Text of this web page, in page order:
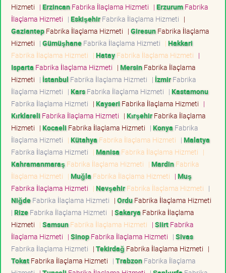
Hizmeti | ErzincanFabrika İlaçlama Hizmeti | ErzurumFabrika
İlaçlama Hizmeti | EskişehirFabrika İlaçlama Hizmeti |
GaziantepFabrika İlaçlama Hizmeti | GiresunFabrika İlaçlama
Hizmeti | GümüşhaneFabrika İlaçlama Hizmeti | Hakkari
Fabrika İlaçlama Hizmeti | HatayFabrika İlaçlama Hizmeti |
Isparta Fabrika İlaçlama Hizmeti | MersinFabrika İlaçlama
Hizmeti | İstanbul Fabrika İlaçlama Hizmeti | İzmirFabrika
İlaçlama Hizmeti | KarsFabrika İlaçlama Hizmeti | Kastamonu
Fabrika İlaçlama Hizmeti | Kayseri Fabrika İlaçlama Hizmeti |
Kırklareli Fabrika İlaçlama Hizmeti | KırşehirFabrika İlaçlama
Hizmeti | Kocaeli Fabrika İlaçlama Hizmeti | Konya Fabrika
İlaçlama Hizmeti | Kütahya Fabrika İlaçlama Hizmeti | Malatya
Fabrika İlaçlama Hizmeti | Manisa Fabrika İlaçlama Hizmeti |
Kahramanmaraş Fabrika İlaçlama Hizmeti | MardinFabrika
İlaçlama Hizmeti | Muğla Fabrika İlaçlama Hizmeti | Muş
Fabrika İlaçlama Hizmeti | NevşehirFabrika İlaçlama Hizmeti |
NiğdeFabrika İlaçlama Hizmeti | OrduFabrika İlaçlama Hizmeti
| RizeFabrika İlaçlama Hizmeti | Sakarya Fabrika İlaçlama
Hizmeti | SamsunFabrika İlaçlama Hizmeti | SiirtFabrika
İlaçlama Hizmeti | SinopFabrika İlaçlama Hizmeti | Sivas
Fabrika İlaçlama Hizmeti | Tekirdağ Fabrika İlaçlama Hizmeti |
TokatFabrika İlaçlama Hizmeti | TrabzonFabrika İlaçlama